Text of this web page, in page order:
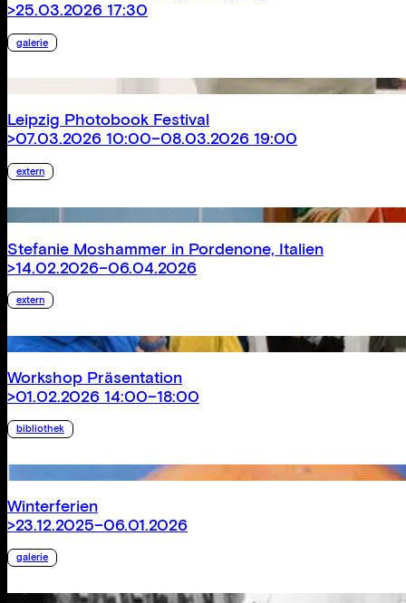
>25.03.2026 17:30
galerie
Leipzig Photobook Festival
>07.03.2026 10:00–08.03.2026 19:00
extern
Stefanie Moshammer in Pordenone, Italien
>14.02.2026–06.04.2026
extern
Workshop Präsentation
>01.02.2026 14:00–18:00
bibliothek
Winterferien
>23.12.2025–06.01.2026
galerie